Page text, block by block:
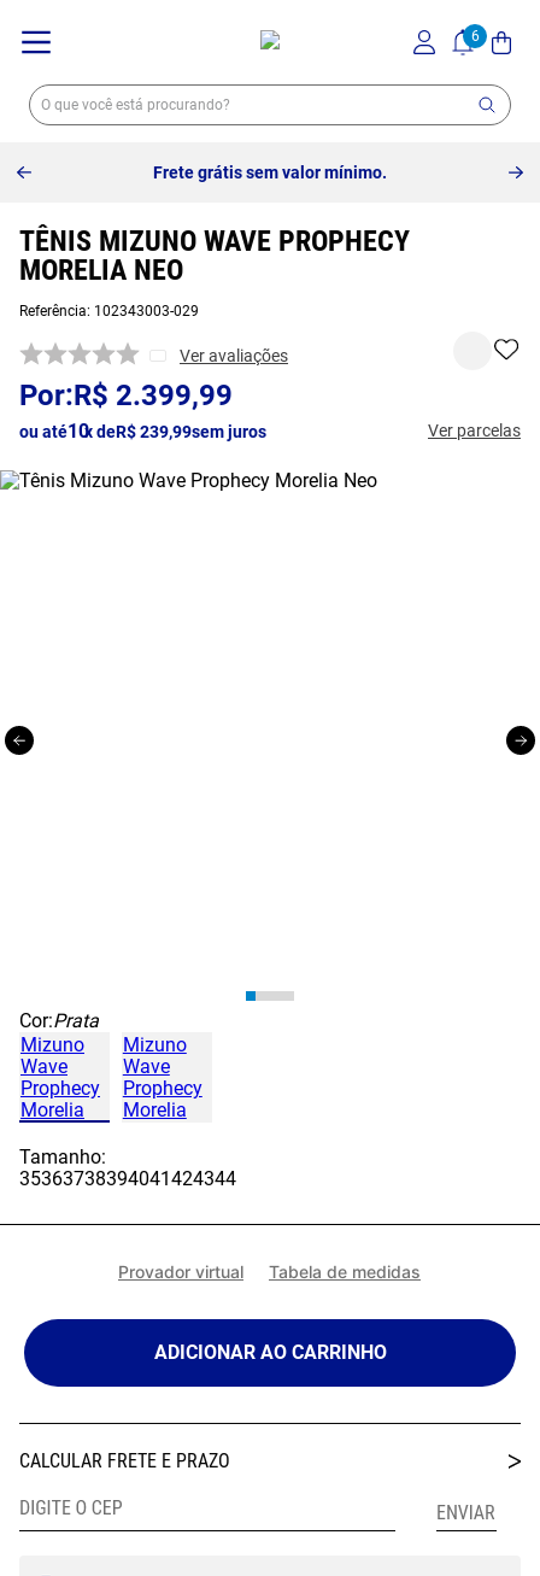
Frete grátis sem valor mínimo.
TÊNIS MIZUNO WAVE PROPHECY
MORELIA NEO
Referência: 102343003-029
Ver avaliações
R$ 2.399,99
ou até10x deR$239,99sem juros Ver parcelas
Cor:Prata
Tamanho:
35363738394041424344
Provador virtual Tabela de medidas
ADICIONAR AO CARRINHO